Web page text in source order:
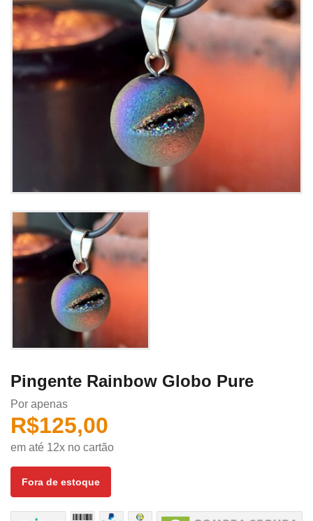
Pingente Rainbow Globo Pure
Por apenas
R$125,00
em até 12x no cartão
Fora de estoque